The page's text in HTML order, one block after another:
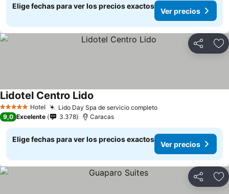
Elige fechas para ver los precios exactos
Ver precios
Compartir
5 Estrellas Hotel Lido Day Spa de servicio completo
Lidotel Centro Lido
9,0 Excelente 3.378 Caracas
Elige fechas para ver los precios exactos
Ver precios
Compartir